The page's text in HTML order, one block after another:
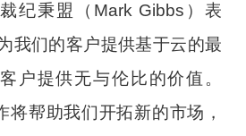
纪秉盟（Mark Gibbs）表
我们的客户提供基于云的最
户提供无与伦比的价值。
将帮助我们开拓新的市场，